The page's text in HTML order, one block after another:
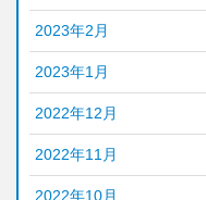
2023年2月
2023年1月
2022年12月
2022年11月
2022年10月